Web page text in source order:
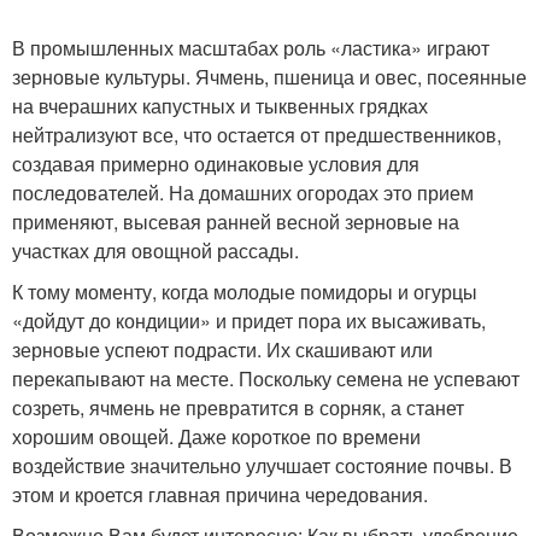
В промышленных масштабах роль «ластика» играют
зерновые культуры. Ячмень, пшеница и овес, посеянные
на вчерашних капустных и тыквенных грядках
нейтрализуют все, что остается от предшественников,
создавая примерно одинаковые условия для
последователей. На домашних огородах это прием
применяют, высевая ранней весной зерновые на
участках для овощной рассады.
К тому моменту, когда молодые помидоры и огурцы
«дойдут до кондиции» и придет пора их высаживать,
зерновые успеют подрасти. Их скашивают или
перекапывают на месте. Поскольку семена не успевают
созреть, ячмень не превратится в сорняк, а станет
хорошим овощей. Даже короткое по времени
воздействие значительно улучшает состояние почвы. В
этом и кроется главная причина чередования.